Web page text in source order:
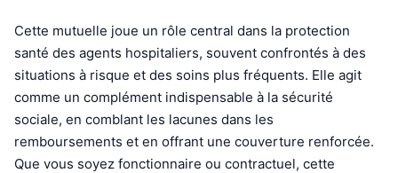
Cette mutuelle joue un rôle central dans la protection
santé des agents hospitaliers, souvent confrontés à des
situations à risque et des soins plus fréquents. Elle agit
comme un complément indispensable à la sécurité
sociale, en comblant les lacunes dans les
remboursements et en offrant une couverture renforcée.
Que vous soyez fonctionnaire ou contractuel, cette